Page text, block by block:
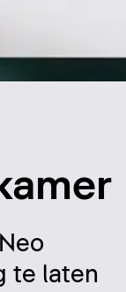
te laten